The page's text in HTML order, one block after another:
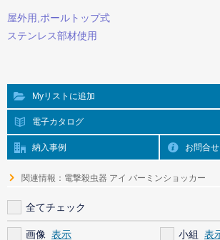
屋外用,ポールトップ式
ステンレス部材使用
Myリストに追加
電子カタログ
納入事例 お問合せ
関連情報：電撃殺虫器 アイ バーミンショッカー
全てチェック
画像 小組